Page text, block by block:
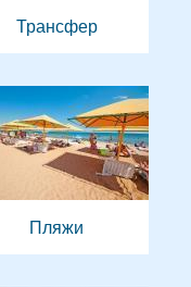
Трансфер
Пляжи